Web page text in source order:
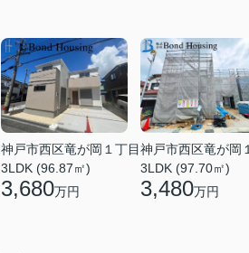
神戸市西区竜が岡１丁目
3LDK (96.87㎡)
3,680万円
神戸市西区竜が岡
3LDK (97.70㎡)
3,480万円